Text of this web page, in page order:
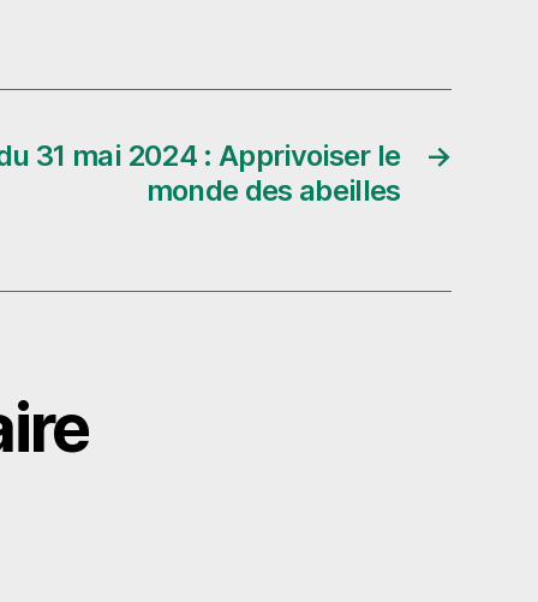
→
31 mai 2024 : Apprivoiser le
monde des abeilles